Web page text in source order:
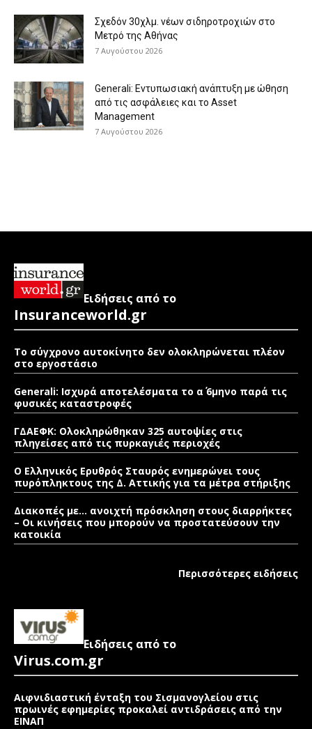
Σχεδόν 30χλμ. νέων σιδηροτροχιών στο
Μετρό της Αθήνας
7 Αυγούστου 2026
Generali: Eντυπωσιακή ανάπτυξη με ώθηση
από τις ασφάλειες και το Asset
Management
7 Αυγούστου 2026
Ειδήσεις από το
Insuranceworld.gr
Το σύγχρονο αυτοκίνητο δεν ολοκληρώνεται πλέον
στο εργοστάσιο
Generali: Ισχυρά αποτελέσματα το α΄ 6μηνο παρά τις
φυσικές καταστροφές
ΓΔΑΕΦΚ: Ολοκληρώθηκαν 325 αυτοψίες στις
πληγείσες από τις πυρκαγιές περιοχές
Ο Ελληνικός Ερυθρός Σταυρός ενημερώνει τους
πυρόπληκτους της Δ. Αττικής για τα μέτρα στήριξης
Διακοπές με… ανοιχτή πρόσκληση στους διαρρήκτες
– Οι κινήσεις που μπορούν να προστατεύσουν την
κατοικία
Περισσότερες ειδήσεις
Ειδήσεις από το
Virus.com.gr
Αιφνιδιαστική ένταξη του Σισμανογλείου στις
πρωινές εφημερίες προκαλεί αντιδράσεις από την
ΕΙΝΑΠ